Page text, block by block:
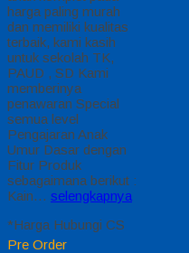
harga paling murah
dan memiliki kualitas
terbaik, kami kasih
untuk sekolah TK,
PAUD , SD Kami
memberinya
penawaran Special
semua level
Pengajaran Anak
Umur Dasar dengan
Fitur Produk
sebagaimana berikut :
Kain… selengkapnya
*Harga Hubungi CS
Pre Order